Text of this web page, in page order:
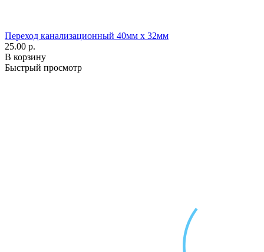
Переход канализационный 40мм х 32мм
25.00 р.
В корзину
Быстрый просмотр